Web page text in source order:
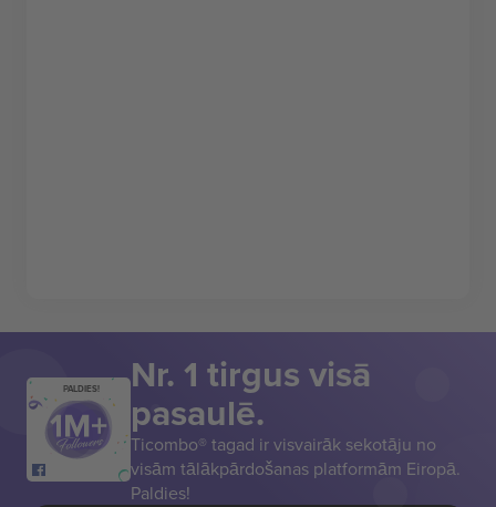
PALDIES! Nr. 1 tirgus visā
pasaulē.
Ticombo® tagad ir visvairāk sekotāju no
visām tālākpārdošanas platformām Eiropā.
Paldies!